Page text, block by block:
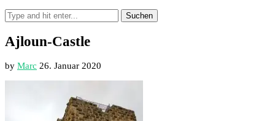
Suchen
Ajloun-Castle
by Marc 26. Januar 2020